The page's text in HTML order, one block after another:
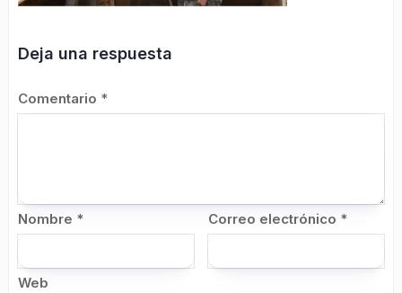
Deja una respuesta
Comentario *
Nombre * Correo electrónico *
Web